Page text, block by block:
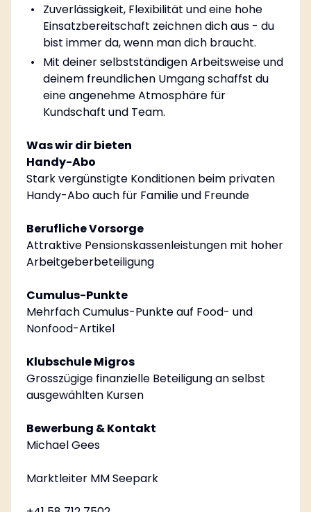
Zuverlässigkeit, Flexibilität und eine hohe
Einsatzbereitschaft zeichnen dich aus - du
bist immer da, wenn man dich braucht.
Mit deiner selbstständigen Arbeitsweise und
deinem freundlichen Umgang schaffst du
eine angenehme Atmosphäre für
Kundschaft und Team.
Was wir dir bieten
Handy-Abo
Stark vergünstigte Konditionen beim privaten
Handy-Abo auch für Familie und Freunde
Berufliche Vorsorge
Attraktive Pensionskassenleistungen mit hoher
Arbeitgeberbeteiligung
Cumulus-Punkte
Mehrfach Cumulus-Punkte auf Food- und
Nonfood-Artikel
Klubschule Migros
Grosszügige finanzielle Beteiligung an selbst
ausgewählten Kursen
Bewerbung & Kontakt
Michael Gees
Marktleiter MM Seepark